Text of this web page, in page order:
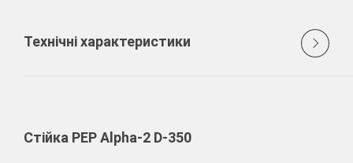
Технічні характеристики
Стійка PEP Alpha-2 D-350